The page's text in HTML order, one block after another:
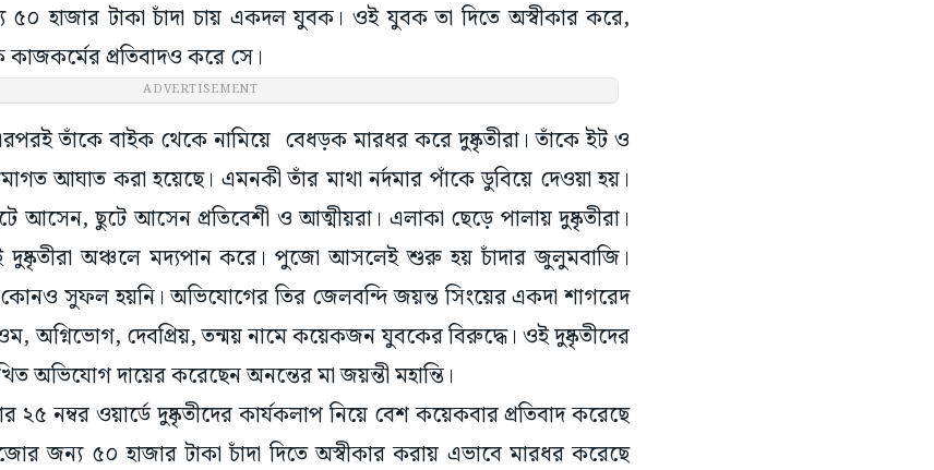
৫০ হাজার টাকা চাঁদা চায় একদল যুবক। ওই যুবক তা দিতে অস্বীকার করে,
প্রতিবাদও করে সে।
ADVERTISEMENT
তাঁকে বাইক থেকে নামিয়ে বেধড়ক মারধর করে দুষ্কৃতীরা। তাঁকে ইট ও
আঘাত করা হয়েছে। এমনকী তাঁর মাথা নর্দমার পাঁকে ডুবিয়ে দেওয়া হয়।
আসেন, ছুটে আসেন প্রতিবেশী ও আত্মীয়রা। এলাকা ছেড়ে পালায় দুষ্কৃতীরা।
অঞ্চলে মদ্যপান করে। পুজো আসলেই শুরু হয় চাঁদার জুলুমবাজি।
কোনও সুফল হয়নি। অভিযোগের তির জেলবন্দি জয়ন্ত সিংয়ের একদা শাগরেদ
অগ্নিভোগ, দেবপ্রিয়, তন্ময় নামে কয়েকজন যুবকের বিরুদ্ধে। ওই দুষ্কৃতীদের
অভিযোগ দায়ের করেছেন অনন্তের মা জয়ন্তী মহান্তি।
২৫ নম্বর ওয়ার্ডে দুষ্কৃতীদের কার্যকলাপ নিয়ে বেশ কয়েকবার প্রতিবাদ করেছে
জন্য ৫০ হাজার টাকা চাঁদা দিতে অস্বীকার করায় এভাবে মারধর করেছে